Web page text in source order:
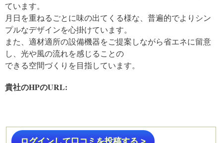
ています。
月日を重ねるごとに味の出てくる様な、普遍的でよりシン
プルなデザインを心掛けています。
また、適材適所の設備機器をご提案しながら省エネに留意
し、光や風の流れを感じることの
できる空間づくりを目指しています。
貴社のHPのURL:
ログインして口コミを投稿する >